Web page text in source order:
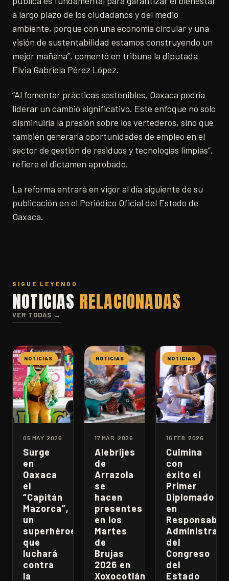
a largo plazo de los ciudadanos y del medio
ambiente, porque con una economía circular y una
visión de sustentabilidad estamos construyendo un
mejor mañana”, comentó en tribuna la diputada
Elvia Gabriela Pérez López.
“Al fomentar prácticas sostenibles, Oaxaca podría
liderar un cambio significativo. Este enfoque no solo
disminuiría la presión sobre los vertederos, sino que
también generaría oportunidades de empleo en el
sector de gestión de residuos y tecnologías limpias”,
refiere el dictamen aprobado.
La reforma entrará en vigor al día siguiente de su
publicación en el Periódico Oficial del Estado de
Oaxaca.
SIGUE LEYENDO
NOTICIAS RELACIONADAS
VER TODAS →
NOTICIAS
05 MAY. 2026
Surge
en
Oaxaca
el
“Capitán
Mazorca”,
un
superhéroe
que
luchará
contra
la
NOTICIAS
17 MAR. 2026
Alebrijes
de
Arrazola
se
hacen
presentes
en los
Martes
de
Brujas
2026 en
Xoxocotlán
NOTICIAS
16 FEB. 2026
Culmina
con
éxito el
Primer
Diplomado
en
del
Congreso
del
Estado